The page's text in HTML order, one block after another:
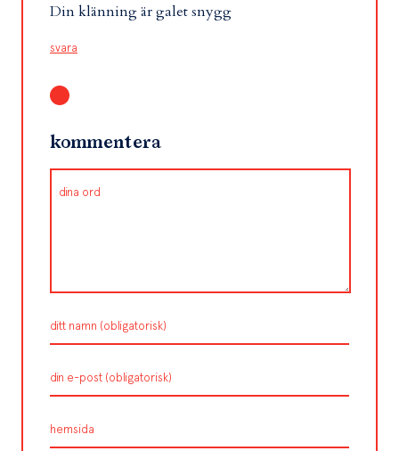
Din klänning är galet snygg
svara
kommentera